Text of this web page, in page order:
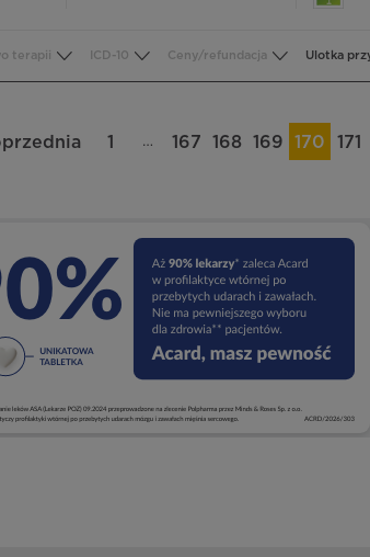
terapii ICD-10 Ceny/refundacja Ulotka
1 … 167 168 169 170 171